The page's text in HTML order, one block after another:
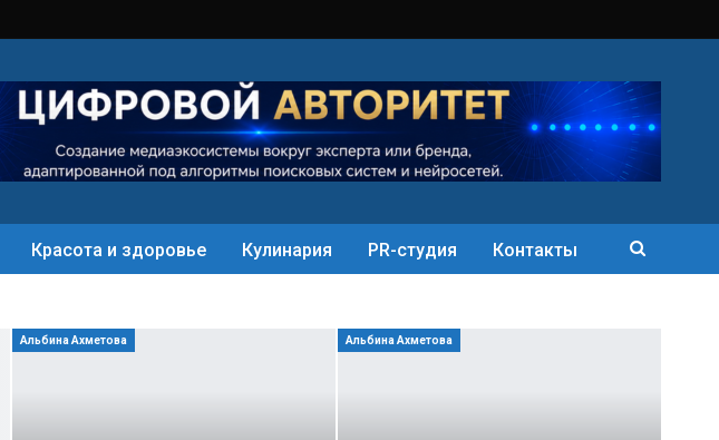
Красота и здоровье Кулинария PR-студия Контакты
Альбина Ахметова Альбина Ахметова